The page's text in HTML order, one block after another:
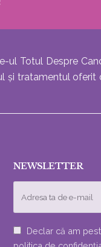
ul Totul Despre
și tratamentul
NEWSLETTER
Declar că am